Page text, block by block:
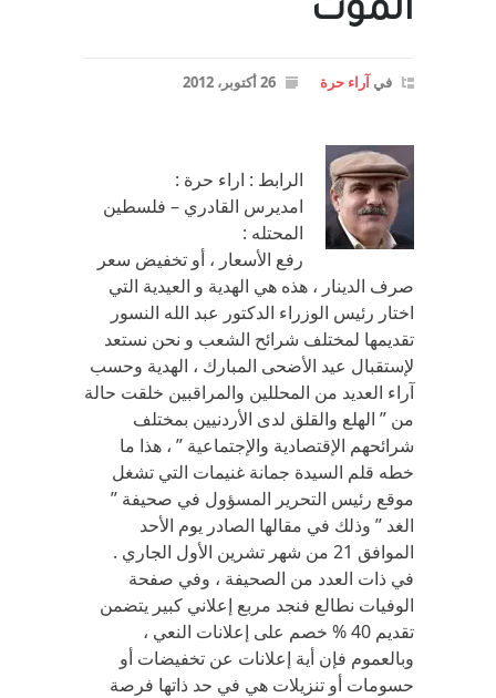
الموت
فيآراء حرة 26 أكتوبر، 2012
الرابط : اراء حرة :
امديرس القادري – فلسطين
المحتله :
رفع الأسعار ، أو تخفيض سعر
صرف الدينار ، هذه هي الهدية و العيدية التي
اختار رئيس الوزراء الدكتور عبد الله النسور
تقديمها لمختلف شرائح الشعب و نحن نستعد
لإستقبال عيد الأضحى المبارك ، الهدية وحسب
آراء العديد من المحللين والمراقبين خلقت حالة
من ” الهلع والقلق لدى الأردنيين بمختلف
شرائحهم الإقتصادية والإجتماعية ” ، هذا ما
خطه قلم السيدة جمانة غنيمات التي تشغل
موقع رئيس التحرير المسؤول في صحيفة ”
الغد ” وذلك في مقالها الصادر يوم الأحد
الموافق 21 من شهر تشرين الأول الجاري .
في ذات العدد من الصحيفة ، وفي صفحة
الوفيات نطالع فنجد مربع إعلاني كبير يتضمن
تقديم 40 % خصم على إعلانات النعي ،
وبالعموم فإن أية إعلانات عن تخفيضات أو
حسومات أو تنزيلات هي في حد ذاتها فرصة